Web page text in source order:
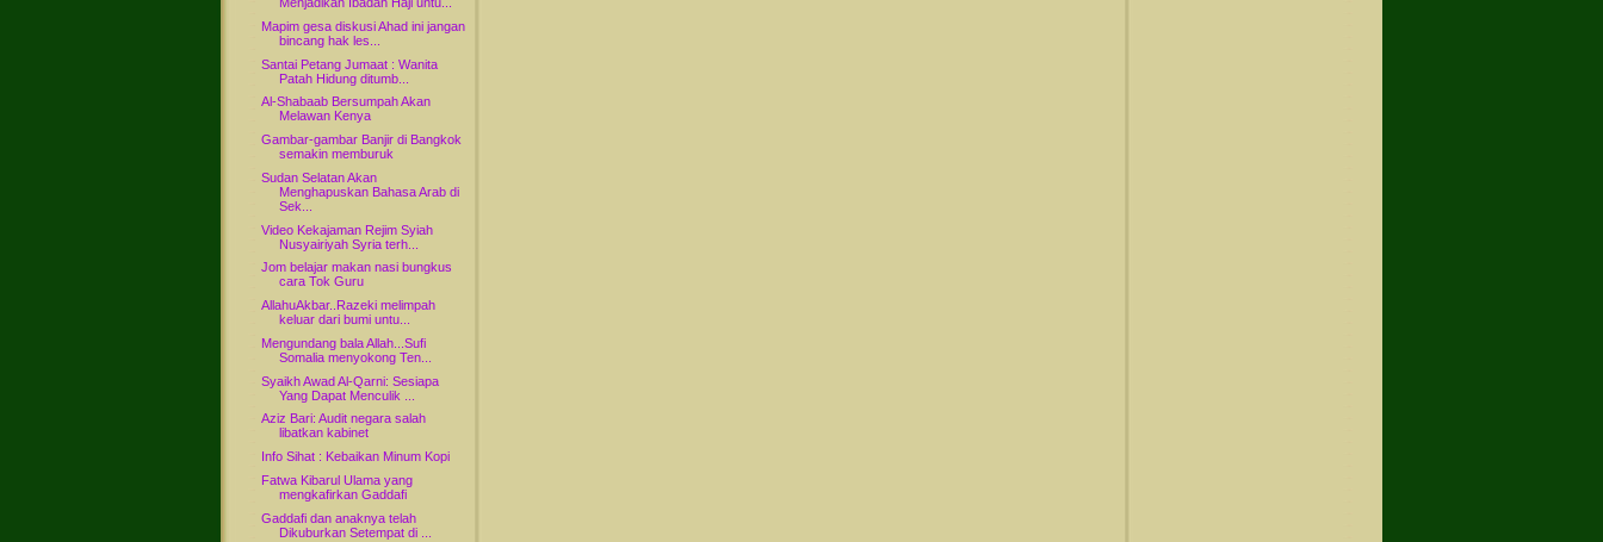
Mapim gesa diskusi Ahad ini jangan
bincang hak les...
Santai Petang Jumaat : Wanita
Patah Hidung ditumb...
Al-Shabaab Bersumpah Akan
Melawan Kenya
Gambar-gambar Banjir di Bangkok
semakin memburuk
Sudan Selatan Akan
Menghapuskan Bahasa Arab di
Sek...
Video Kekajaman Rejim Syiah
Nusyairiyah Syria terh...
Jom belajar makan nasi bungkus
cara Tok Guru
AllahuAkbar..Razeki melimpah
keluar dari bumi untu...
Mengundang bala Allah...Sufi
Somalia menyokong Ten...
Syaikh Awad Al-Qarni: Sesiapa
Yang Dapat Menculik ...
Aziz Bari: Audit negara salah
libatkan kabinet
Info Sihat : Kebaikan Minum Kopi
Fatwa Kibarul Ulama yang
mengkafirkan Gaddafi
Gaddafi dan anaknya telah
Dikuburkan Setempat di ...